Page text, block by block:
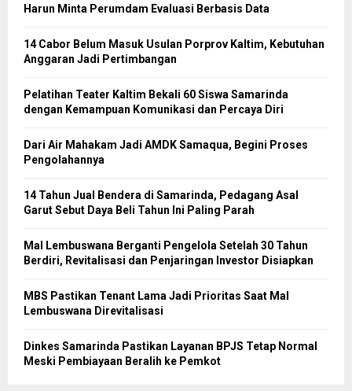
Harun Minta Perumdam Evaluasi Berbasis Data
14 Cabor Belum Masuk Usulan Porprov Kaltim, Kebutuhan
Anggaran Jadi Pertimbangan
Pelatihan Teater Kaltim Bekali 60 Siswa Samarinda
dengan Kemampuan Komunikasi dan Percaya Diri
Dari Air Mahakam Jadi AMDK Samaqua, Begini Proses
Pengolahannya
14 Tahun Jual Bendera di Samarinda, Pedagang Asal
Garut Sebut Daya Beli Tahun Ini Paling Parah
Mal Lembuswana Berganti Pengelola Setelah 30 Tahun
Berdiri, Revitalisasi dan Penjaringan Investor Disiapkan
MBS Pastikan Tenant Lama Jadi Prioritas Saat Mal
Lembuswana Direvitalisasi
Dinkes Samarinda Pastikan Layanan BPJS Tetap Normal
Meski Pembiayaan Beralih ke Pemkot